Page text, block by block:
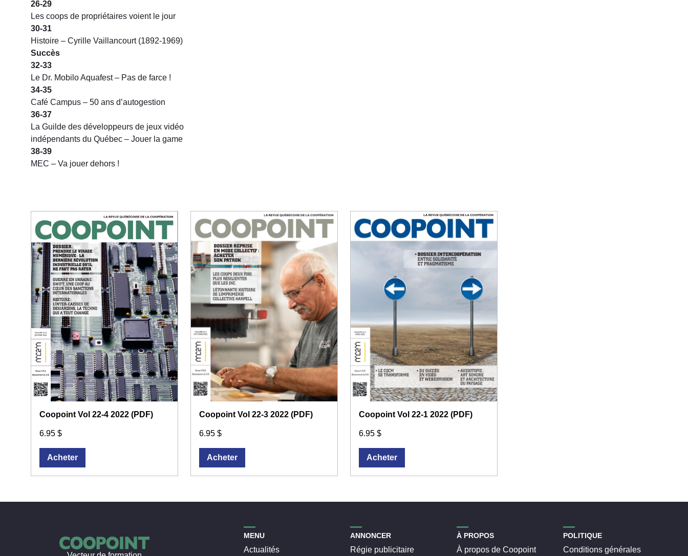
26-29
Les coops de propriétaires voient le jour
30-31
Histoire – Cyrille Vaillancourt (1892-1969)
Succès
32-33
Le Dr. Mobilo Aquafest – Pas de farce !
34-35
Café Campus – 50 ans d’autogestion
36-37
La Guilde des développeurs de jeux vidéo
indépendants du Québec – Jouer la game
38-39
MEC – Va jouer dehors !
Coopoint Vol 22-4 2022 (PDF)
6.95 $
Acheter
Coopoint Vol 22-3 2022 (PDF)
6.95 $
Acheter
Coopoint Vol 22-1 2022 (PDF)
6.95 $
Acheter
MENU
Actualités
ANNONCER
Régie publicitaire
À PROPOS
À propos de Coopoint
POLITIQUE
Conditions générales